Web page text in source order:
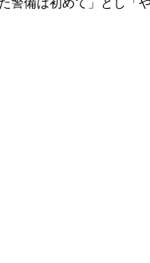
備は初めて」とし「